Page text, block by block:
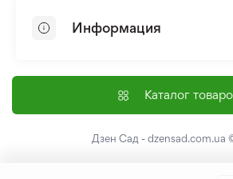
Лилия
Семена
Информация
Доставка и оплата
Контакты
Каталог
Дзен Сад - dzensad.com.ua